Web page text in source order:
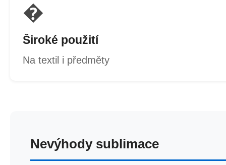
�
Široké použití
Na textil i předměty
Nevýhody sublimace